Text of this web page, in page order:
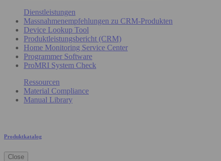
Dienstleistungen
Massnahmenempfehlungen zu CRM-Produkten
Device Lookup Tool
Produktleistungsbericht (CRM)
Home Monitoring Service Center
Programmer Software
ProMRI System Check
Ressourcen
Material Compliance
Manual Library
Produktkatalog
Close